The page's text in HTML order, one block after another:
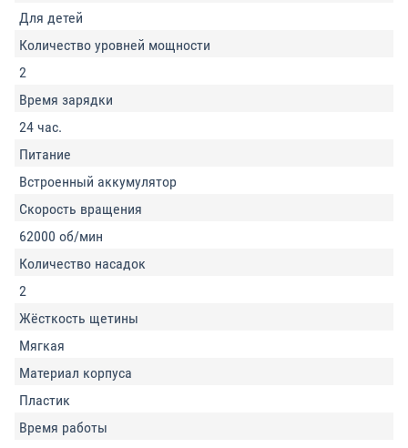
Для детей
Количество уровней мощности
2
Время зарядки
24 час.
Питание
Встроенный аккумулятор
Скорость вращения
62000 об/мин
Количество насадок
2
Жёсткость щетины
Мягкая
Материал корпуса
Пластик
Время работы